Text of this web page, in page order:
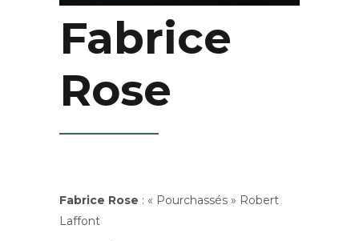
Fabrice
Rose
Fabrice Rose : « Pourchassés » Robert
Laffont